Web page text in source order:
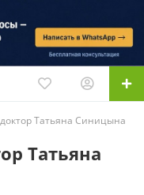
Татьяна Синицына
Татьяна